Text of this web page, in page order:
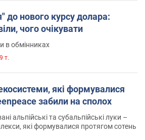
до нового курсу долара:
чого очікувати
в обмінниках
т.
які формувалися
забили на сполох
альпійські та субальпійські луки –
які формувалися протягом сотень